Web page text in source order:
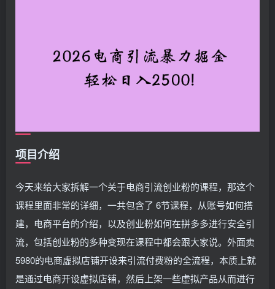
项目介绍
今天来给大家拆解一个关于电商引流创业粉的课程，那这个
课程里面非常的详细，一共包含了 6节课程，从账号如何搭
建，电商平台的介绍，以及创业粉如何在拼多多进行安全引
流，包括创业粉的多种变现在课程中都会跟大家说。外面卖
5980的电商虚拟店铺开设来引流付费粉的全流程，本质上就
是通过电商开设虚拟店铺，然后上架一些虚拟产品从而进行